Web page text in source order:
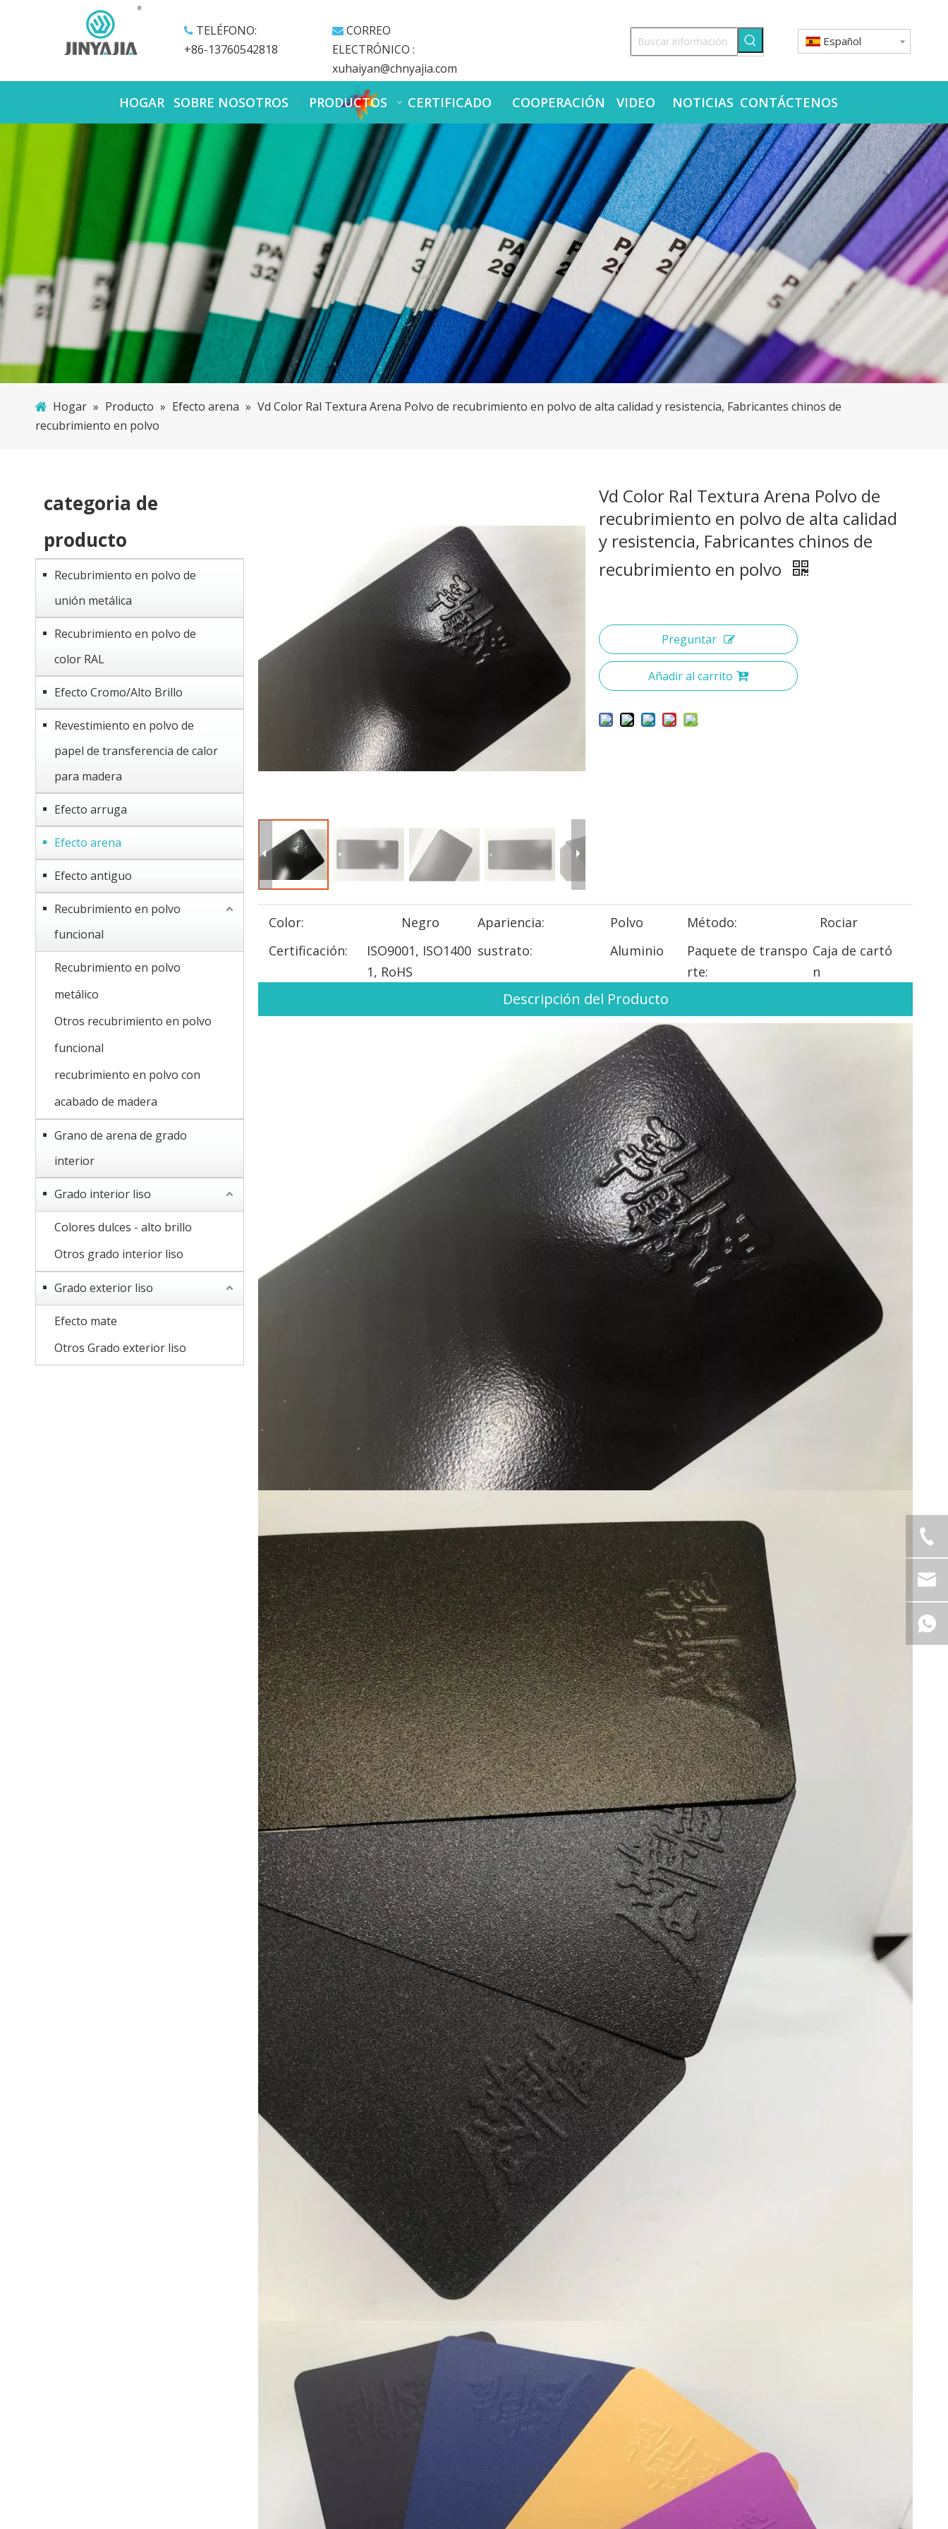
TELÉFONO:
+86-13760542818
 CORREO
ELECTRÓNICO :
xuhaiyan@chnyajia.com
Español
HOGAR SOBRE NOSOTROS PRODUCTOS CERTIFICADO COOPERACIÓN VIDEO NOTICIAS CONTÁCTENOS
Hogar » Producto » Efecto arena » Vd Color Ral Textura Arena Polvo de recubrimiento en polvo de alta calidad y resistencia, Fabricantes chinos de
recubrimiento en polvo
categoria de
producto
Recubrimiento en polvo de
unión metálica
Recubrimiento en polvo de
color RAL
Efecto Cromo/Alto Brillo
Revestimiento en polvo de
papel de transferencia de calor
para madera
Efecto arruga
Efecto arena
Efecto antiguo
Recubrimiento en polvo
funcional
Recubrimiento en polvo
metálico
Otros recubrimiento en polvo
funcional
recubrimiento en polvo con
acabado de madera
Grano de arena de grado
interior
Grado interior liso
Colores dulces - alto brillo
Otros grado interior liso
Grado exterior liso
Efecto mate
Otros Grado exterior liso
Vd Color Ral Textura Arena Polvo de
recubrimiento en polvo de alta calidad
y resistencia, Fabricantes chinos de
recubrimiento en polvo
Preguntar
Añadir al carrito
Color: Negro Apariencia: Polvo Método:
Rociar
Certificación:
ISO9001, ISO1400
1, RoHS
sustrato: Aluminio
Paquete de transpo
rte:
Caja de cartó
n
Descripción del Producto